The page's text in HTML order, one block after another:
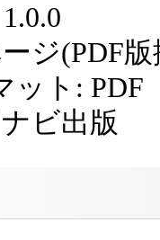
ジ(PDF
ット: PDF
ビ出版